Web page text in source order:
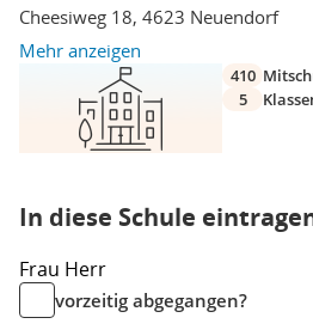
Cheesiweg 18, 4623 Neuendorf
Mehr anzeigen
410
5
In diese Schule
Frau Herr
vorzeitig abgegangen?